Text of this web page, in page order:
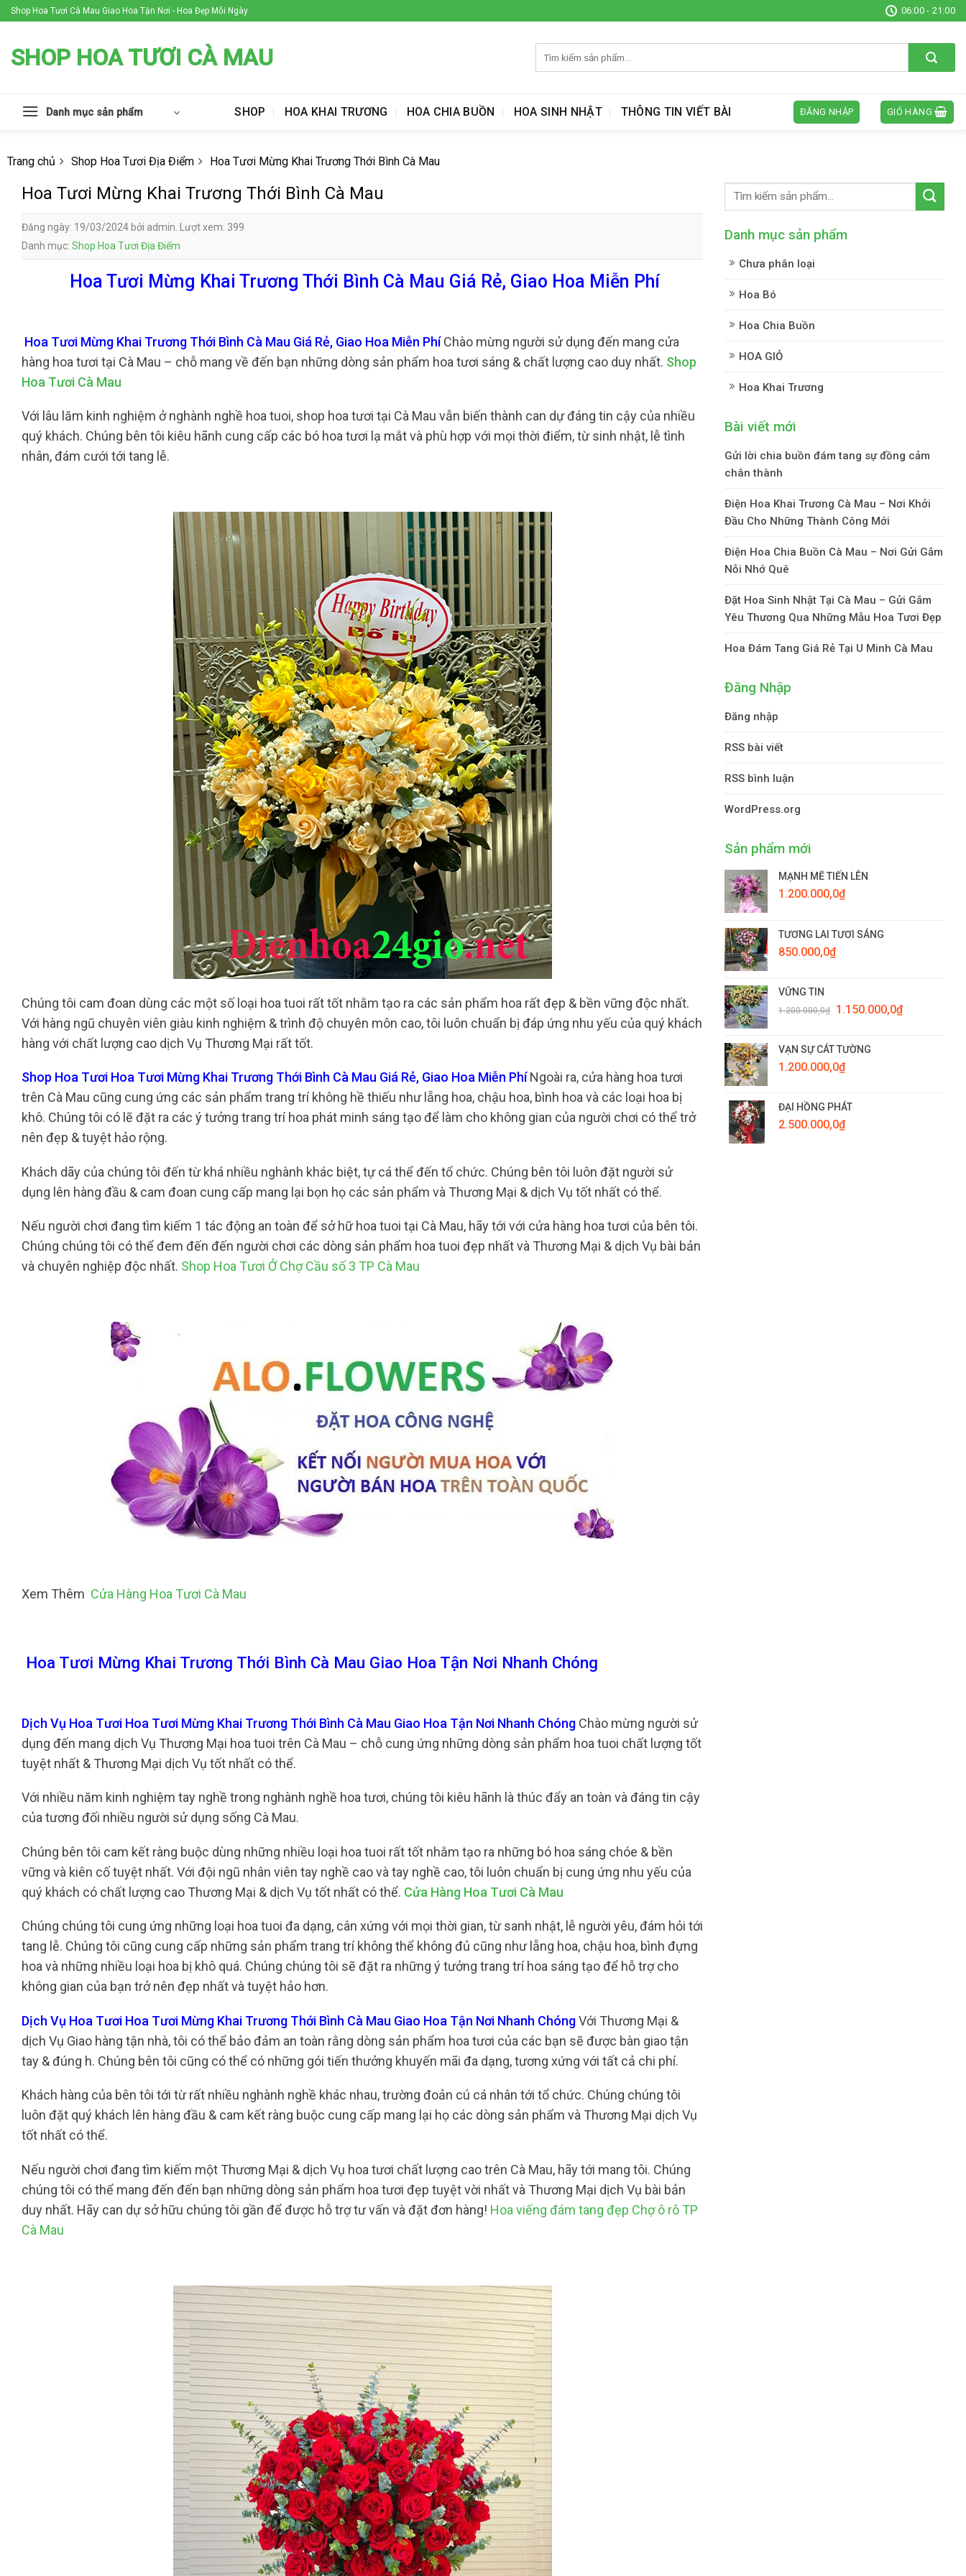
Skip
to
Shop Hoa Tươi Cà Mau Giao Hoa Tận Nơi - Hoa Đẹp Mỗi Ngày 06:00 - 21:00
SHOP HOA TƯƠI CÀ MAU
kiếm:
Danh mục sản phẩm SHOP HOA KHAI TRƯƠNG HOA CHIA BUỒN HOA SINH NHẬT THÔNG TIN VIẾT BÀI ĐĂNG NHẬP GIỎ HÀNG
Trang chủ Shop Hoa Tươi Địa Điểm Hoa Tươi Mừng Khai Trương Thới Bình Cà Mau
Hoa Tươi Mừng Khai Trương Thới Bình Cà Mau
Đăng ngày: 19/03/2024 bởi admin. Lượt xem: 399
Danh mục: Shop Hoa Tươi Địa Điểm
Hoa Tươi Mừng Khai Trương Thới Bình Cà Mau Giá Rẻ, Giao Hoa Miễn Phí
Hoa Tươi Mừng Khai Trương Thới Bình Cà Mau Giá Rẻ, Giao Hoa Miễn PhíChào mừng người sử dụng đến mang cửa
hàng hoa tươi tại Cà Mau – chỗ mang về đến bạn những dòng sản phẩm hoa tươi sáng & chất lượng cao duy nhất. Shop
Hoa Tươi Cà Mau
Với lâu lăm kinh nghiệm ở nghành nghề hoa tuoi, shop hoa tươi tại Cà Mau vẫn biến thành can dự đáng tin cậy của nhiều
quý khách. Chúng bên tôi kiêu hãnh cung cấp các bó hoa tươi lạ mắt và phù hợp với mọi thời điểm, từ sinh nhật, lễ tình
nhân, đám cưới tới tang lễ.
Chúng tôi cam đoan dùng các một số loại hoa tuoi rất tốt nhằm tạo ra các sản phẩm hoa rất đẹp & bền vững độc nhất.
Với hàng ngũ chuyên viên giàu kinh nghiệm & trình độ chuyên môn cao, tôi luôn chuẩn bị đáp ứng nhu yếu của quý khách
hàng với chất lượng cao dịch Vụ Thương Mại rất tốt.
Shop Hoa Tươi Hoa Tươi Mừng Khai Trương Thới Bình Cà Mau Giá Rẻ, Giao Hoa Miễn PhíNgoài ra, cửa hàng hoa tươi
trên Cà Mau cũng cung ứng các sản phẩm trang trí không hề thiếu như lẵng hoa, chậu hoa, bình hoa và các loại hoa bị
khô. Chúng tôi có lẽ đặt ra các ý tưởng trang trí hoa phát minh sáng tạo để làm cho không gian của người chơi có thể trở
nên đẹp & tuyệt hảo rộng.
Khách dãy của chúng tôi đến từ khá nhiều nghành khác biệt, tự cá thể đến tổ chức. Chúng bên tôi luôn đặt người sử
dụng lên hàng đầu & cam đoan cung cấp mang lại bọn họ các sản phẩm và Thương Mại & dịch Vụ tốt nhất có thể.
Nếu người chơi đang tìm kiếm 1 tác động an toàn để sở hữ hoa tuoi tại Cà Mau, hãy tới với cửa hàng hoa tươi của bên tôi.
Chúng chúng tôi có thể đem đến đến người chơi các dòng sản phẩm hoa tuoi đẹp nhất và Thương Mại & dịch Vụ bài bản
và chuyên nghiệp độc nhất. Shop Hoa Tươi Ở Chợ Cầu số 3 TP Cà Mau
Xem Thêm Cửa Hàng Hoa Tươi Cà Mau
Hoa Tươi Mừng Khai Trương Thới Bình Cà Mau Giao Hoa Tận Nơi Nhanh Chóng
Dịch Vụ Hoa Tươi Hoa Tươi Mừng Khai Trương Thới Bình Cà Mau Giao Hoa Tận Nơi Nhanh Chóng Chào mừng người sử
dụng đến mang dịch Vụ Thương Mại hoa tuoi trên Cà Mau – chỗ cung ứng những dòng sản phẩm hoa tuoi chất lượng tốt
tuyệt nhất & Thương Mại dịch Vụ tốt nhất có thể.
Với nhiều năm kinh nghiệm tay nghề trong nghành nghề hoa tươi, chúng tôi kiêu hãnh là thúc đẩy an toàn và đáng tin cậy
của tương đối nhiều người sử dụng sống Cà Mau.
Chúng bên tôi cam kết ràng buộc dùng những nhiều loại hoa tuoi rất tốt nhằm tạo ra những bó hoa sáng chóe & bền
vững và kiên cố tuyệt nhất. Với đội ngũ nhân viên tay nghề cao và tay nghề cao, tôi luôn chuẩn bị cung ứng nhu yếu của
quý khách có chất lượng cao Thương Mại & dịch Vụ tốt nhất có thể. Cửa Hàng Hoa Tươi Cà Mau
Chúng chúng tôi cung ứng những loại hoa tuoi đa dạng, cân xứng với mọi thời gian, từ sanh nhật, lễ người yêu, đám hỏi tới
tang lễ. Chúng tôi cũng cung cấp những sản phẩm trang trí không thể không đủ cũng như lẵng hoa, chậu hoa, bình đựng
hoa và những nhiều loại hoa bị khô quá. Chúng chúng tôi sẽ đặt ra những ý tưởng trang trí hoa sáng tạo để hỗ trợ cho
không gian của bạn trở nên đẹp nhất và tuyệt hảo hơn.
Dịch Vụ Hoa Tươi Hoa Tươi Mừng Khai Trương Thới Bình Cà Mau Giao Hoa Tận Nơi Nhanh ChóngVới Thương Mại &
dịch Vụ Giao hàng tận nhà, tôi có thể bảo đảm an toàn rằng dòng sản phẩm hoa tươi của các bạn sẽ được bàn giao tận
tay & đúng h. Chúng bên tôi cũng có thể có những gói tiến thưởng khuyến mãi đa dạng, tương xứng với tất cả chi phí.
Khách hàng của bên tôi tới từ rất nhiều nghành nghề khác nhau, trường đoản cú cá nhân tới tổ chức. Chúng chúng tôi
luôn đặt quý khách lên hàng đầu & cam kết ràng buộc cung cấp mang lại họ các dòng sản phẩm và Thương Mại dịch Vụ
tốt nhất có thể.
Nếu người chơi đang tìm kiếm một Thương Mại & dịch Vụ hoa tươi chất lượng cao trên Cà Mau, hãy tới mang tôi. Chúng
chúng tôi có thể mang đến đến bạn những dòng sản phẩm hoa tươi đẹp tuyệt vời nhất và Thương Mại dịch Vụ bài bản
duy nhất. Hãy can dự sở hữu chúng tôi gần để được hỗ trợ tư vấn và đặt đơn hàng! Hoa viếng đám tang đẹp Chợ ô rô TP
Cà Mau
Danh mục sản phẩm
Chưa phân loại
Hoa Bó
Hoa Chia Buồn
HOA GIỎ
Hoa Khai Trương
Bài viết mới
Gửi lời chia buồn đám tang sự đồng cảm
chân thành
Điện Hoa Khai Trương Cà Mau – Nơi Khởi
Đầu Cho Những Thành Công Mới
Điện Hoa Chia Buồn Cà Mau – Nơi Gửi Gắm
Nỗi Nhớ Quê
Đặt Hoa Sinh Nhật Tại Cà Mau – Gửi Gắm
Yêu Thương Qua Những Mẫu Hoa Tươi Đẹp
Hoa Đám Tang Giá Rẻ Tại U Minh Cà Mau
Đăng Nhập
Đăng nhập
RSS bài viết
RSS bình luận
WordPress.org
Sản phẩm mới
MẠNH MẼ TIẾN LÊN
1.200.000,0₫
TƯƠNG LAI TƯƠI SÁNG
850.000,0₫
VỮNG TIN
1.200.000,0₫
Giá
1.200.000,0₫.
1.150.000,0₫Giá
VẠN SỰ CÁT TƯỜNG
1.200.000,0₫
ĐẠI HỒNG PHÁT
2.500.000,0₫